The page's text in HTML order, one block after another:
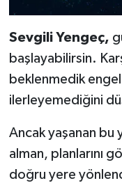
Sevgili Yengeç,
başlayabilirsin.
beklenmedik
ilerleyemediğini
Ancak yaşanan bu
alman, planlarını
doğru yere